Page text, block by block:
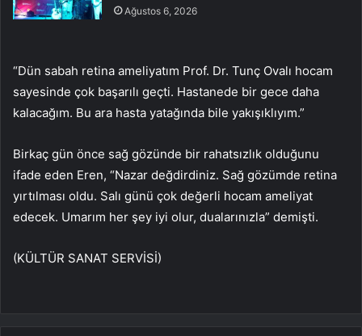
Ağustos 6, 2026
“Dün sabah retina ameliyatım Prof. Dr. Tunç Ovalı hocam
sayesinde çok başarılı geçti. Hastanede bir gece daha
kalacağım. Bu ara hasta yatağında bile yakışıklıyım.”
Birkaç gün önce sağ gözünde bir rahatsızlık olduğunu
ifade eden Eren, “Nazar değdirdiniz. Sağ gözümde retina
yırtılması oldu. Salı günü çok değerli hocam ameliyat
edecek. Umarım her şey iyi olur, dualarınızla” demişti.
(KÜLTÜR SANAT SERVİSİ)